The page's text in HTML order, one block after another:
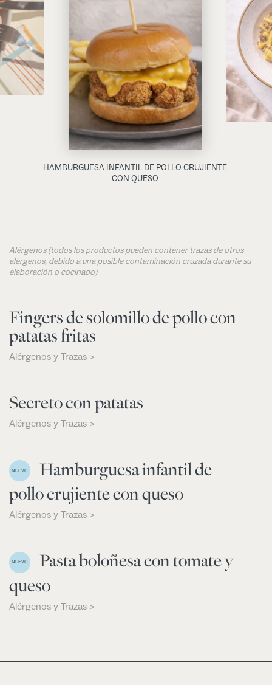
HAMBURGUESA INFANTIL DE POLLO CRUJIENTE
CON QUESO
Alérgenos (todos los productos pueden contener trazas de otros
alérgenos, debido a una posible contaminación cruzada durante su
elaboración o cocinado)
Fingers de solomillo de pollo con
patatas fritas
Alérgenos y Trazas >
Secreto con patatas
Alérgenos y Trazas >
NUEVO
Hamburguesa infantil de
pollo crujiente con queso
Alérgenos y Trazas >
NUEVO
Pasta boloñesa con tomate y
queso
Alérgenos y Trazas >